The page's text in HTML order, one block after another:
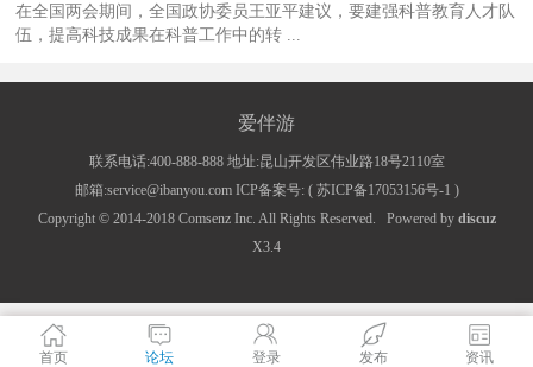
在全国两会期间，全国政协委员王亚平建议，要建强科普教育人才队
伍，提高科技成果在科普工作中的转 ...
爱伴游
联系电话:400-888-888 地址:昆山开发区伟业路18号2110室
邮箱:service@ibanyou.com ICP备案号: ( 苏ICP备17053156号-1 )
Copyright © 2014-2018 Comsenz Inc. All Rights Reserved. Powered by discuz
X3.4
首页 论坛 登录 发布 资讯